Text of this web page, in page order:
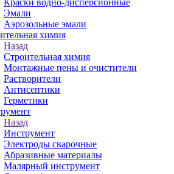
Краски водно-дисперсионные
Эмали
Аэрозольные эмали
химия
Назад
Строительная химия
Монтажные пены и очистители
Растворители
Антисептики
Герметики
Назад
Инструмент
Электроды сварочные
Абразивные материалы
Малярный инструмент